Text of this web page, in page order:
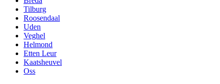
Tilburg
Roosendaal
Uden
Veghel
Helmond
Etten Leur
Kaatsheuvel
Oss